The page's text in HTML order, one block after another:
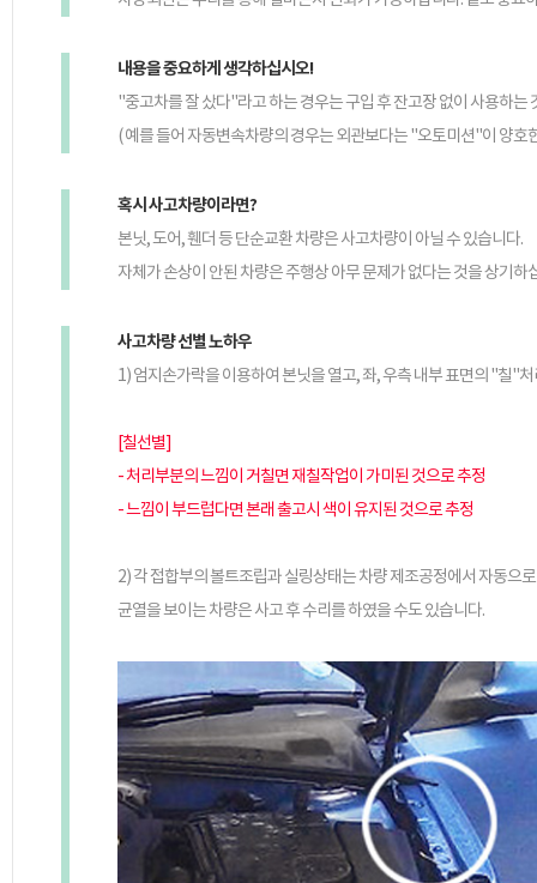
내용을 중요하게 생각하십시오!
"중고차를 잘 샀다"라고 하는 경우는 구입 후 잔고장 없이 사용하는
( 예를 들어 자동변속차량의 경우는 외관보다는 "오토미션"이 양호
혹시 사고차량이라면?
본닛, 도어, 휀더 등 단순교환 차량은 사고차량이 아닐 수 있습니다.
자체가 손상이 안된 차량은 주행상 아무 문제가 없다는 것을 상기하
사고차량 선별 노하우
1) 엄지손가락을 이용하여 본닛을 열고, 좌, 우측 내부 표면의 "칠"
[칠선별]
- 처리부분의 느낌이 거칠면 재칠작업이 가미된 것으로 추정
- 느낌이 부드럽다면 본래 출고시 색이 유지된 것으로 추정
2) 각 접합부의 볼트조립과 실링상태는 차량 제조공정에서 자동으
균열을 보이는 차량은 사고 후 수리를 하였을 수도 있습니다.